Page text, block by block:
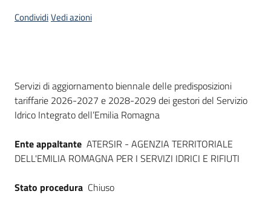
su
CondividiVedi azioni
Dati del bando
Servizi di aggiornamento biennale delle predisposizioni
tariffarie 2026-2027 e 2028-2029 dei gestori del Servizio
Idrico Integrato dell’Emilia Romagna
Ente appaltante ATERSIR - AGENZIA TERRITORIALE
DELL'EMILIA ROMAGNA PER I SERVIZI IDRICI E RIFIUTI
Stato procedura Chiuso